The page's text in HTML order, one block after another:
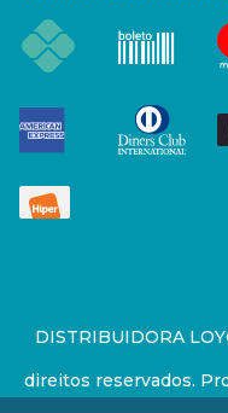
DISTRIBUIDORA
direitos reservados.